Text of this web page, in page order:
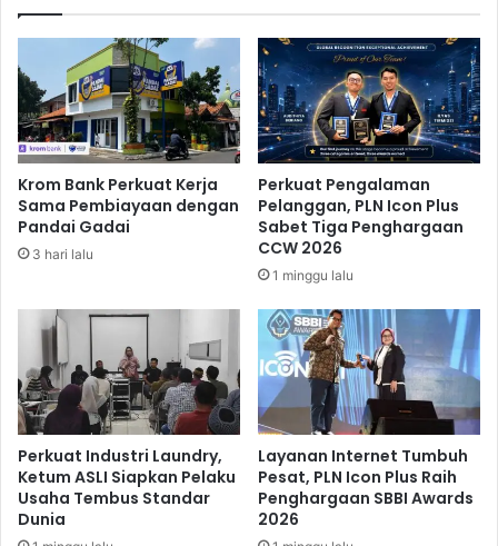
a
t
T
i
g
a
P
r
o
r
S
t
r
a
t
e
g
i
e
n
j
a
i
I
v
s
r
P
r
o
y
e
k
Krom Bank Perkuat Kerja
Sama Pembiayaan dengan
Pandai Gadai
3 hari lalu
Perkuat Pengalaman
Pelanggan, PLN Icon Plus
Sabet Tiga Penghargaan
CCW 2026
1 minggu lalu
Perkuat Industri Laundry,
Ketum ASLI Siapkan Pelaku
Usaha Tembus Standar
Dunia
Layanan Internet Tumbuh
Pesat, PLN Icon Plus Raih
Penghargaan SBBI Awards
2026